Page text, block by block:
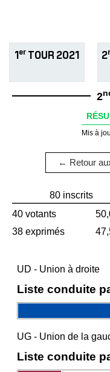
1er TOUR 2021 2
2
Mis à
← Retour
80 inscrits
40 votants
38 exprimés
UD - Union à droite
UG - Union de la